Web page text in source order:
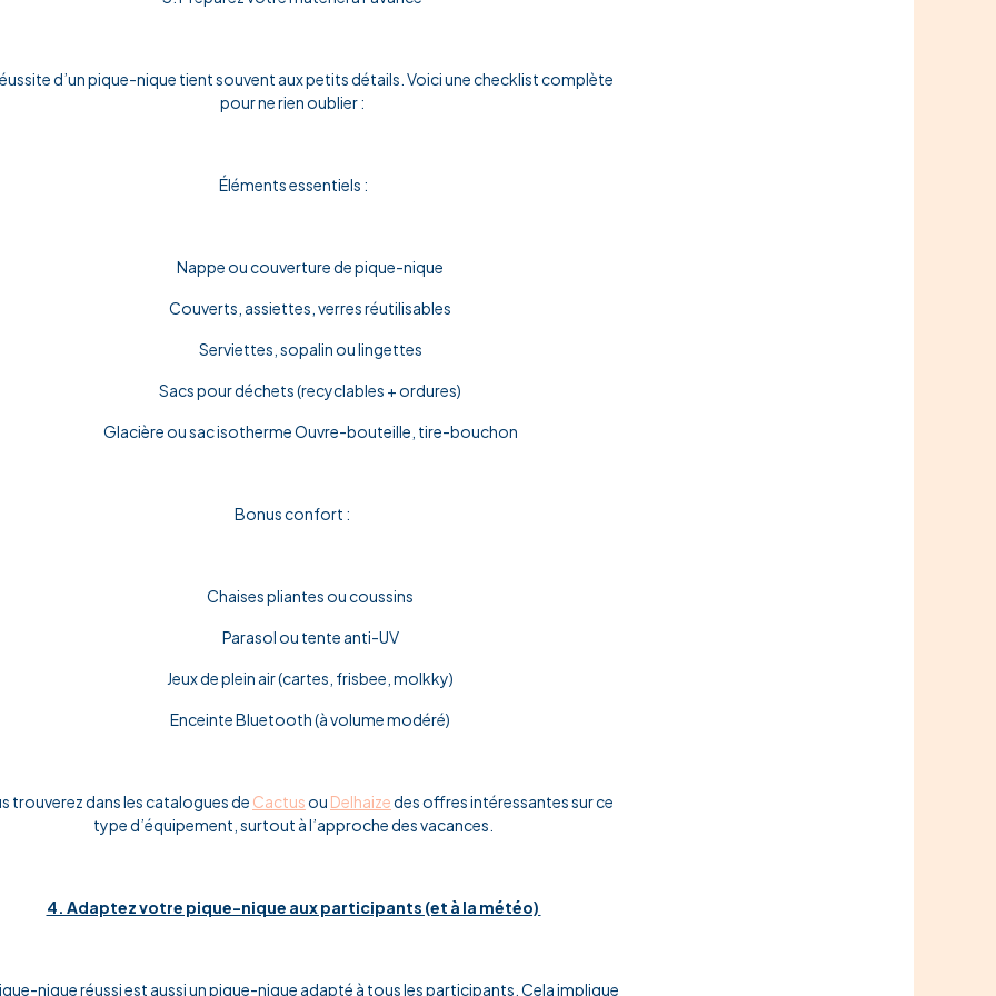
d’un pique-nique tient souvent aux petits détails. Voici une checklist complète
pour ne rien oublier :
Éléments essentiels :
Nappe ou couverture de pique-nique
Couverts, assiettes, verres réutilisables
Serviettes, sopalin ou lingettes
Sacs pour déchets (recyclables + ordures)
Glacière ou sac isotherme Ouvre-bouteille, tire-bouchon
Bonus confort :
Chaises pliantes ou coussins
Parasol ou tente anti-UV
Jeux de plein air (cartes, frisbee, molkky)
Enceinte Bluetooth (à volume modéré)
trouverez dans les catalogues de Cactusou Delhaizedes offres intéressantes sur ce
type d’équipement, surtout à l’approche des vacances.
4. Adaptez votre pique-nique aux participants (et à la météo)
nique réussi est aussi un pique-nique adapté à tous les participants. Cela implique